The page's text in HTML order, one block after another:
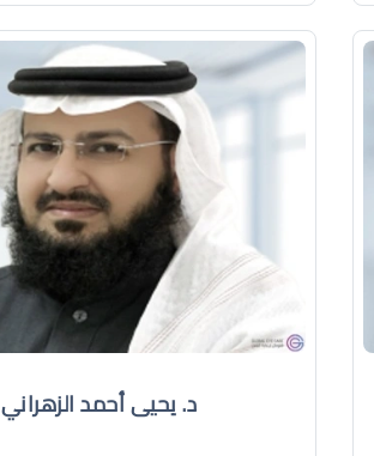
د. يحيى أحمد الزهراني